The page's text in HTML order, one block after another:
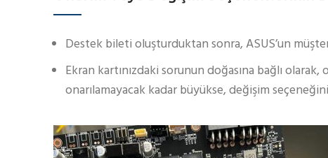
Destek bileti oluşturduktan sonra, ASUS’un
Ekran kartınızdaki sorunun doğasına bağlı
onarılamayacak kadar büyükse, değişim